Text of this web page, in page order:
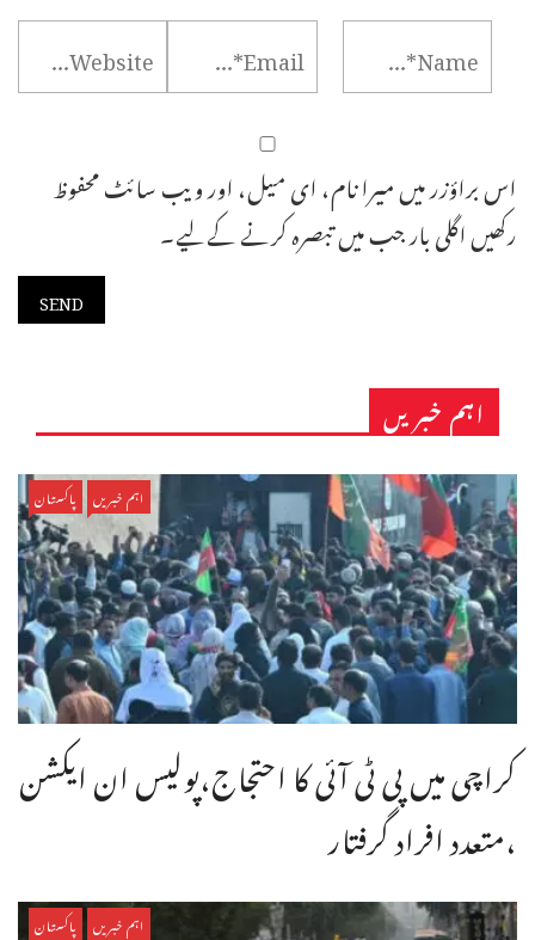
اس براؤزر میں میرا نام، ای میل، اور ویب سائٹ محفوظ
رکھیں اگلی بار جب میں تبصرہ کرنے کےلیے۔
اہم خبریں
اہم خبریں پاکستان
کراچی میں پی ٹی آئی کا احتجاج،پولیس ان ایکشن
،متعدد افراد گرفتار
اہم خبریں پاکستان